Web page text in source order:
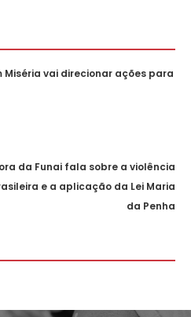
Miséria vai direcionar ações para
da Funai fala sobre a violência
e a aplicação da Lei Maria
da Penha